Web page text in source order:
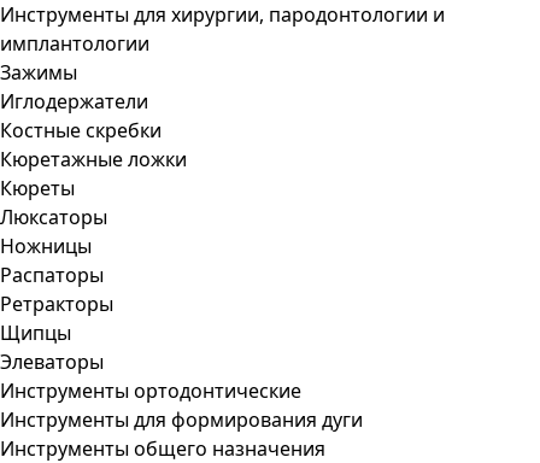
Инструменты для хирургии, пародонтологии и
имплантологии
Зажимы
Иглодержатели
Костные скребки
Кюретажные ложки
Кюреты
Люксаторы
Ножницы
Распаторы
Ретракторы
Щипцы
Элеваторы
Инструменты ортодонтические
Инструменты для формирования дуги
Инструменты общего назначения